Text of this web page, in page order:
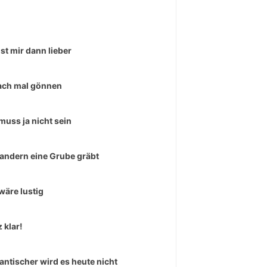
mir dann lieber
mal gönnen
ja nicht sein
eine Grube gräbt
lustig
klar!
wird es heute nicht